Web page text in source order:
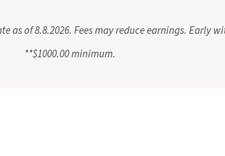
as of 8.8.2026. Fees may reduce earnings. Early
**$1000.00 minimum.